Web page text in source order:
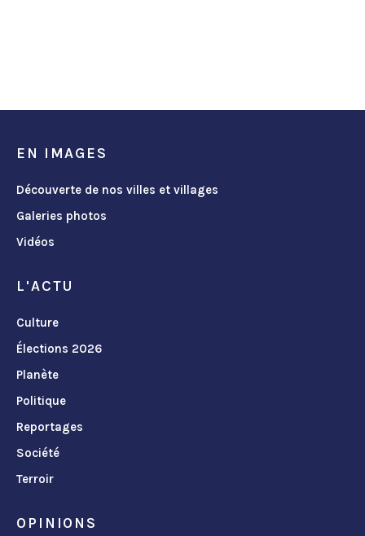
EN IMAGES
Découverte de nos villes et villages
Galeries photos
Vidéos
L'ACTU
Culture
Élections 2026
Planète
Politique
Reportages
Société
Terroir
OPINIONS